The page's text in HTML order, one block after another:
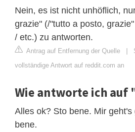
Nein, es ist nicht unhöflich,
grazie" (/"tutto a posto,
/ etc.) zu antworten.
Antrag auf Entfernung der Quelle |
vollständige Antwort auf reddit.com an
Wie antworte ich auf
Alles ok? Sto bene. Mir
bene.